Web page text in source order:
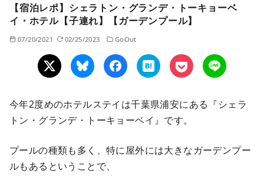
【宿泊レポ】シェラトン・グランデ・トーキョーベ
イ・ホテル【子連れ】【ガーデンプール】
07/20/2021 02/25/2023 GoOut
今年2度めのホテルステイは千葉県浦安にある『シェラ
トン・グランデ・トーキョーベイ』です。
プールの種類も多く、特に屋外には大きなガーデンプー
ルもあるということで、